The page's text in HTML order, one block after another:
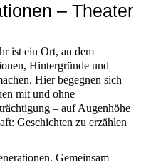
– Theater
ist ein Ort, an dem
Hintergründe und
Hier begegnen sich
mit und ohne
– auf Augenhöhe
Geschichten zu erzählen
Gemeinsam